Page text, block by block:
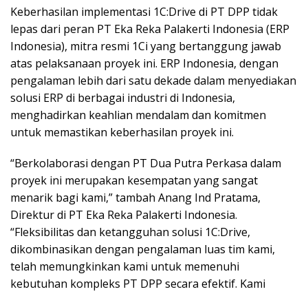
Keberhasilan implementasi 1C:Drive di PT DPP tidak
lepas dari peran PT Eka Reka Palakerti Indonesia (ERP
Indonesia), mitra resmi 1Ci yang bertanggung jawab
atas pelaksanaan proyek ini. ERP Indonesia, dengan
pengalaman lebih dari satu dekade dalam menyediakan
solusi ERP di berbagai industri di Indonesia,
menghadirkan keahlian mendalam dan komitmen
untuk memastikan keberhasilan proyek ini.
“Berkolaborasi dengan PT Dua Putra Perkasa dalam
proyek ini merupakan kesempatan yang sangat
menarik bagi kami,” tambah Anang Ind Pratama,
Direktur di PT Eka Reka Palakerti Indonesia.
“Fleksibilitas dan ketangguhan solusi 1C:Drive,
dikombinasikan dengan pengalaman luas tim kami,
telah memungkinkan kami untuk memenuhi
kebutuhan kompleks PT DPP secara efektif. Kami